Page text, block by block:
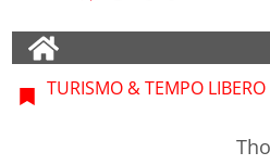
TURISMO & TEMPO LIBERO